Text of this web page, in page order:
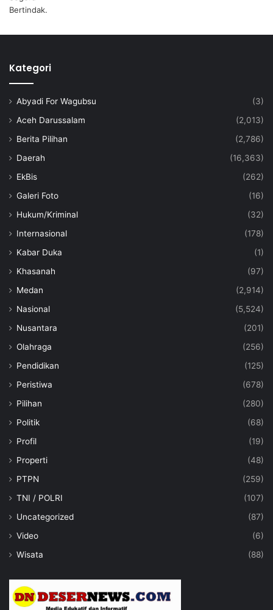
Kategori
Abyadi For Wagubsu
(3)
Aceh Darussalam
(2,013)
Berita Pilihan
(2,786)
Daerah
(16,363)
EkBis
(262)
Galeri Foto
(16)
Hukum/Kriminal
(32)
Internasional
(178)
Kabar Duka
(1)
Khasanah
(97)
Medan
(2,914)
Nasional
(5,524)
Nusantara
(201)
Olahraga
(256)
Pendidikan
(125)
Peristiwa
(678)
Pilihan
(280)
Politik
(68)
Profil
(19)
Properti
(48)
PTPN
(259)
TNI / POLRI
(107)
Uncategorized
(87)
Video
(6)
Wisata
(88)